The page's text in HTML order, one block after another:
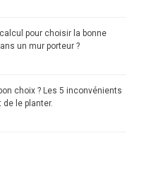
pour choisir la bonne
un mur porteur ?
choix ? Les 5 inconvénients
le planter.